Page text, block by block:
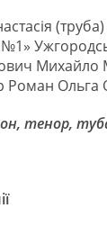
Михайло
Роман Ольга
тенор,